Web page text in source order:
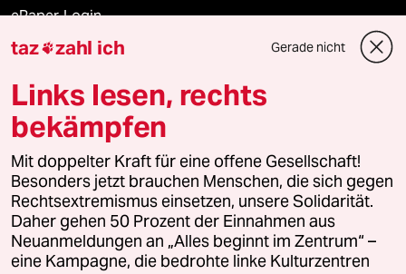
ePaper Login
Downloads für Abonnierende
© 2026 taz Verlags und Vertriebs GmbH
Alle Rechte vorbehalten. Bei rechtlichen Fragen oder für Genehmigungen
wenden Sie sich bitte an
lizenzen@taz.de
Feedback Redaktionsstatut Kommune-Richtlinien
taz zahl ich Gerade nicht
Links lesen, rechts
bekämpfen
Mit doppelter Kraft für eine offene Gesellschaft!
Besonders jetzt brauchen Menschen, die sich gegen
Rechtsextremismus einsetzen, unsere Solidarität.
Daher gehen 50 Prozent der Einnahmen aus
Neuanmeldungen an „Alles beginnt im Zentrum“ –
eine Kampagne, die bedrohte linke Kulturzentren